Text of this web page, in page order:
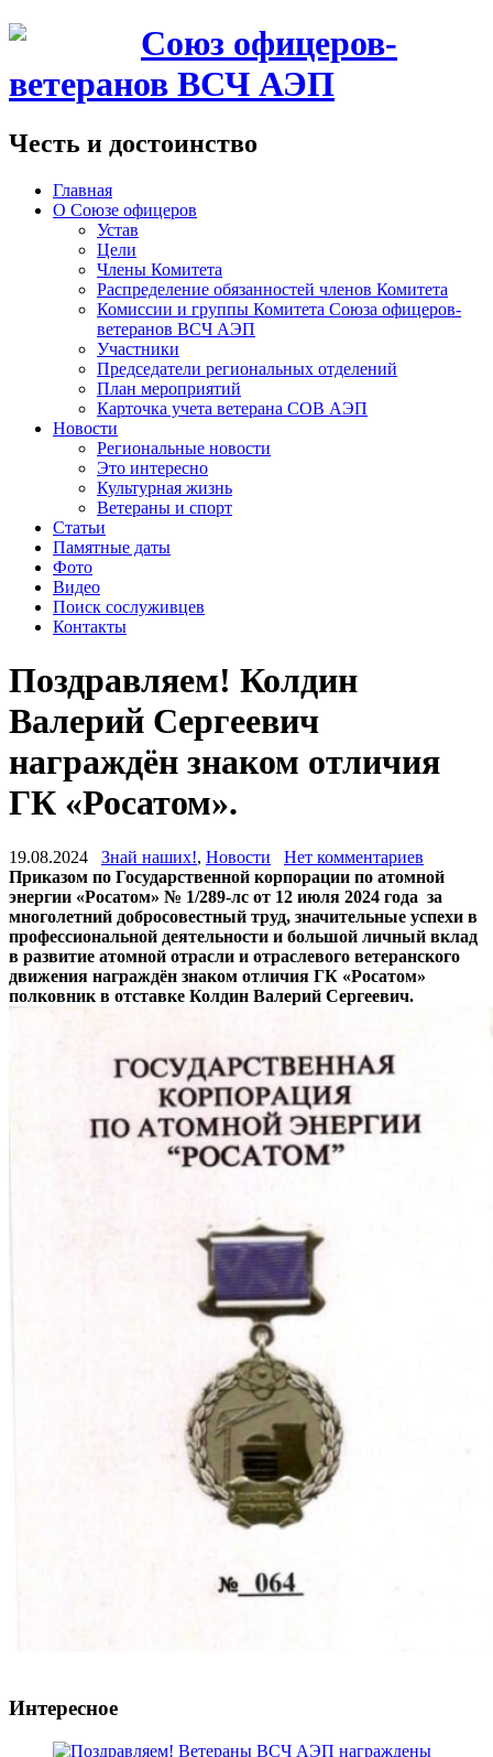
Союз офицеров-
ветеранов ВСЧ АЭП
Честь и достоинство
Главная
О Союзе офицеров
Устав
Цели
Члены Комитета
Распределение обязанностей членов Комитета
Комиссии и группы Комитета Союза офицеров-
ветеранов ВСЧ АЭП
Участники
Председатели региональных отделений
План мероприятий
Карточка учета ветерана CОВ АЭП
Новости
Региональные новости
Это интересно
Культурная жизнь
Ветераны и спорт
Статьи
Памятные даты
Фото
Видео
Поиск сослуживцев
Контакты
Поздравляем! Колдин
Валерий Сергеевич
награждён знаком отличия
ГК «Росатом».
19.08.2024 Знай наших!, Новости
Нет комментариев
Приказом по Государственной корпорации по атомной
энергии «Росатом» № 1/289-лс от 12 июля 2024 года за
многолетний добросовестный труд, значительные успехи в
профессиональной деятельности и большой личный вклад
в развитие атомной отрасли и отраслевого ветеранского
движения награждён знаком отличия ГК «Росатом»
полковник в отставке Колдин Валерий Сергеевич.
Интересное